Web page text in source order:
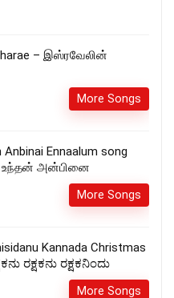
– இஸ்ரவேலின்
More Songs
Anbinai Ennaalum song
உந்தன் அன்பினை
More Songs
Kannada Christmas
ರಕ್ಷಕನು ರಕ್ಷಕನಿಂದು
More Songs